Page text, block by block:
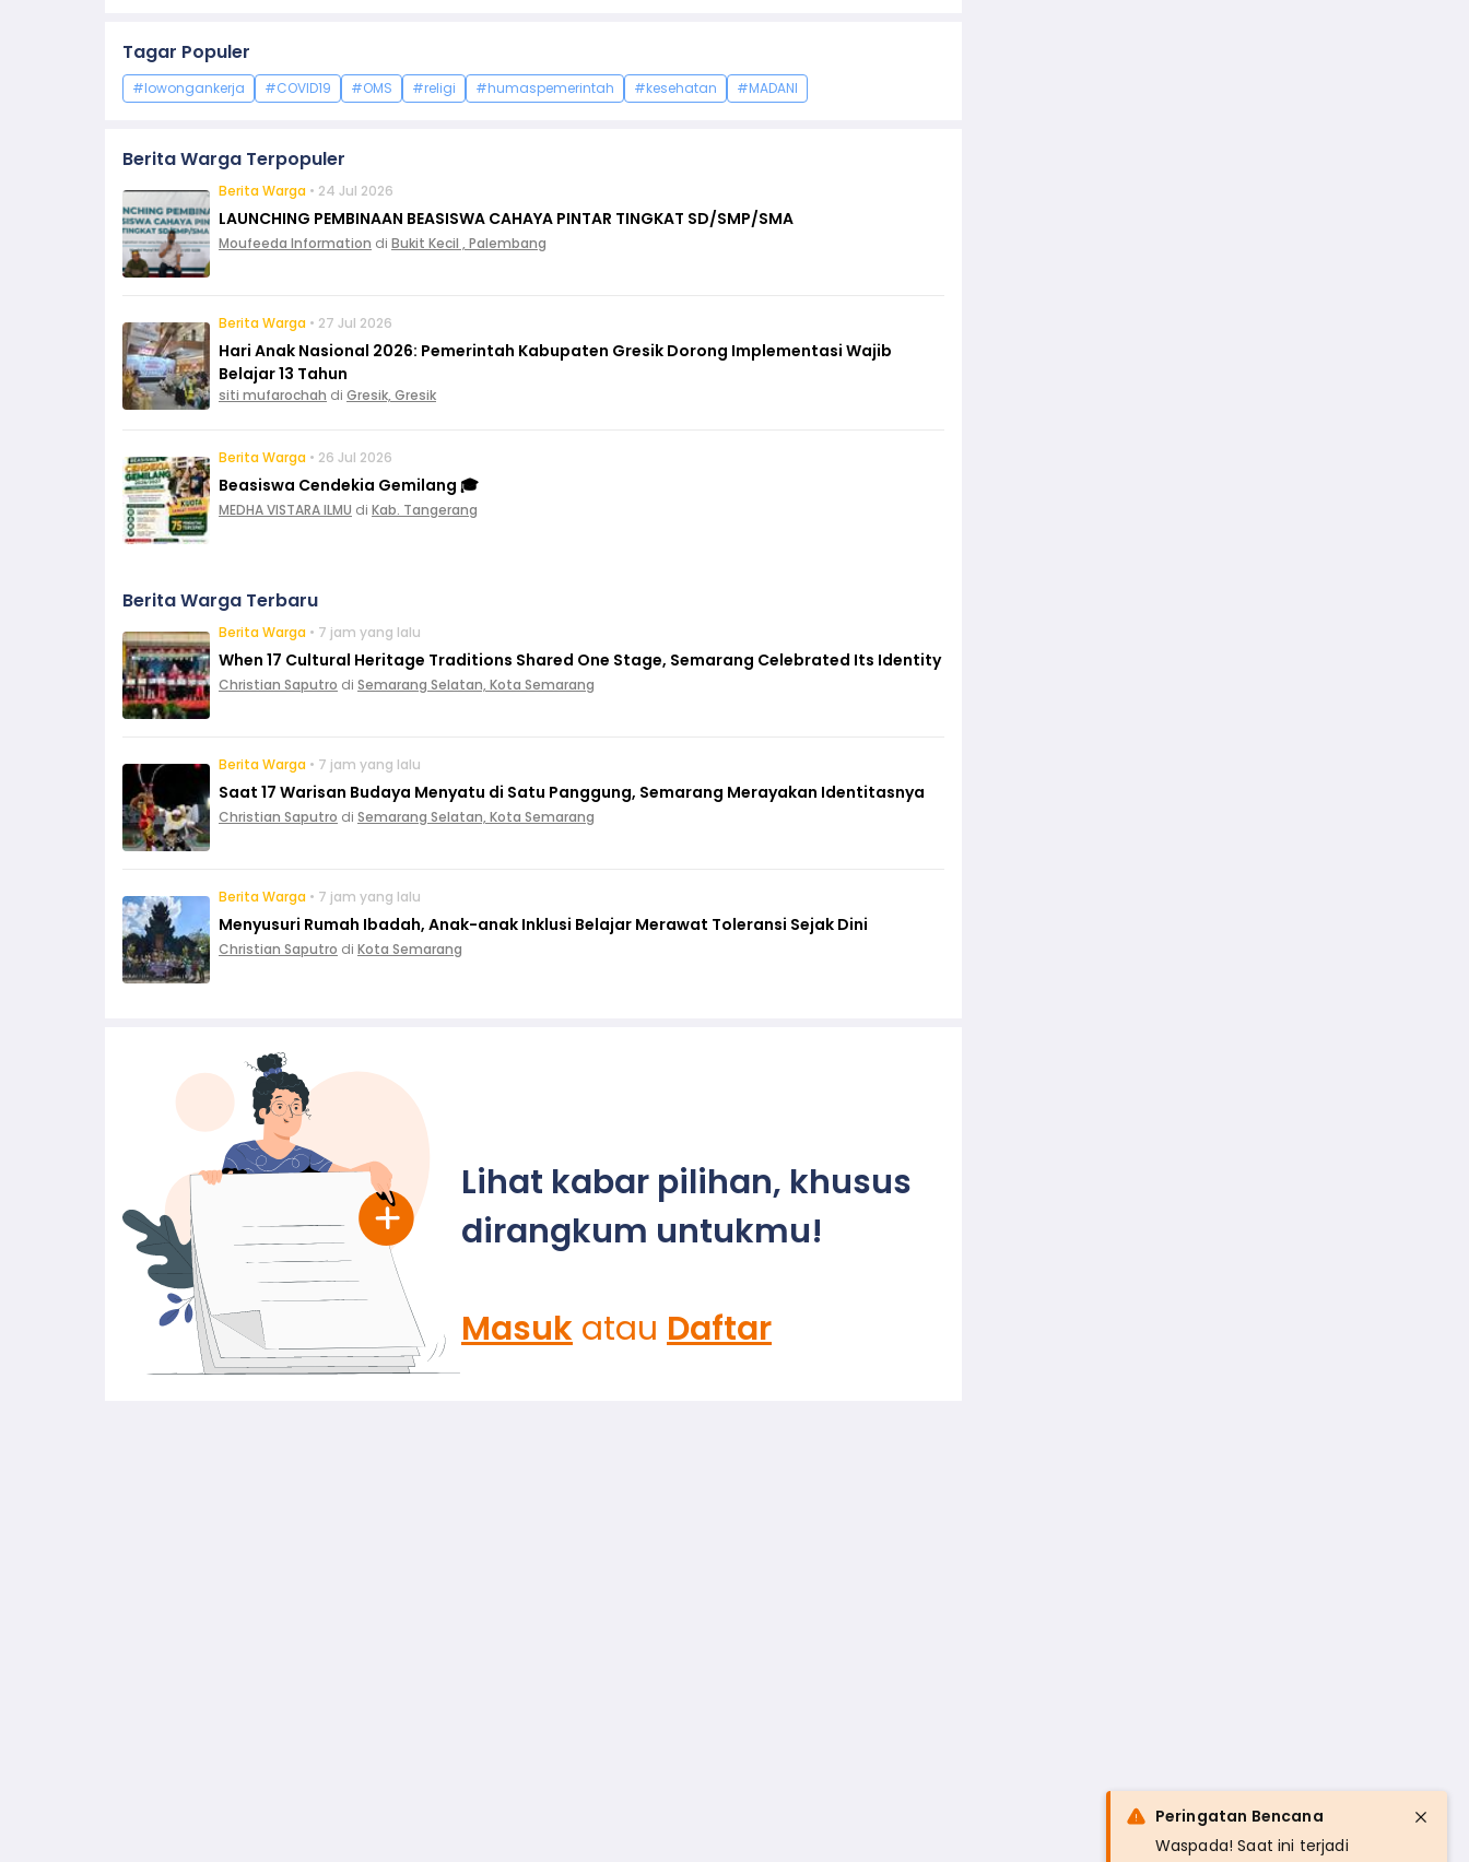
Tagar Populer
#lowongankerja #COVID19 #OMS #religi #humaspemerintah #kesehatan #MADANI
Berita Warga Terpopuler
Berita Warga • 24 Jul 2026
LAUNCHING PEMBINAAN BEASISWA CAHAYA PINTAR TINGKAT SD/SMP/SMA
Moufeeda Information di Bukit Kecil , Palembang
Berita Warga • 27 Jul 2026
Hari Anak Nasional 2026: Pemerintah Kabupaten Gresik Dorong Implementasi Wajib
Belajar 13 Tahun
siti mufarochah di Gresik, Gresik
Berita Warga • 26 Jul 2026
Beasiswa Cendekia Gemilang 🎓
MEDHA VISTARA ILMU di Kab. Tangerang
Berita Warga Terbaru
Berita Warga • 7 jam yang lalu
When 17 Cultural Heritage Traditions Shared One Stage, Semarang Celebrated Its Identity
Christian Saputro di Semarang Selatan, Kota Semarang
Berita Warga • 7 jam yang lalu
Saat 17 Warisan Budaya Menyatu di Satu Panggung, Semarang Merayakan Identitasnya
Christian Saputro di Semarang Selatan, Kota Semarang
Berita Warga • 7 jam yang lalu
Menyusuri Rumah Ibadah, Anak-anak Inklusi Belajar Merawat Toleransi Sejak Dini
Christian Saputro di Kota Semarang
Lihat kabar pilihan, khusus
dirangkum untukmu!
Masuk atau Daftar
Peringatan Bencana
Waspada! Saat ini terjadi